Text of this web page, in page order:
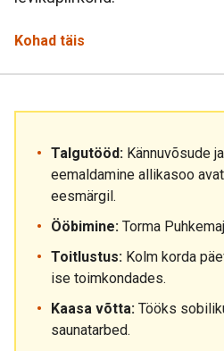
Kohad täis
Talgutööd: Kännuvõsude
eemaldamine allikasoo
eesmärgil.
Ööbimine: Torma
Toitlustus: Kolm korda
ise toimkondades.
Kaasa võtta: Tööks
saunatarbed.